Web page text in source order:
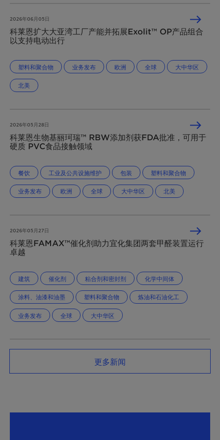
2026年06月05日
科莱恩扩大大亚湾工厂产能并拓展Exolit™ OP产品组合
以支持电动出行
塑料和聚合物 业务发布 欧洲 全球 大中华区
北美
2026年05月28日
科莱恩生物基丽珂瑞™ RBW添加剂获FDA批准，可用于
硬质 PVC食品接触领域
餐饮 工业及公共设施维护 包装 塑料和聚合物
业务发布 欧洲 全球 大中华区 北美
2026年05月27日
科莱恩FAMAX™催化剂助力宜化集团两套甲醛装置运行
卓越
建筑 催化剂 粘合剂和密封剂 化学中间体
涂料、油漆和油墨 塑料和聚合物 炼油和石油化工
业务发布 全球 大中华区
更多新闻